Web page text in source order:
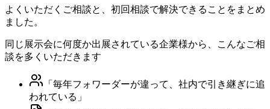
よくいただくご相談と、初回相談で解決できることをまとめ
ました。
同じ展示会に何度か出展されている企業様から、こんなご相
談を多くいただきます
「 毎年フォワーダーが違って、社内で引き継ぎに追
われている 」